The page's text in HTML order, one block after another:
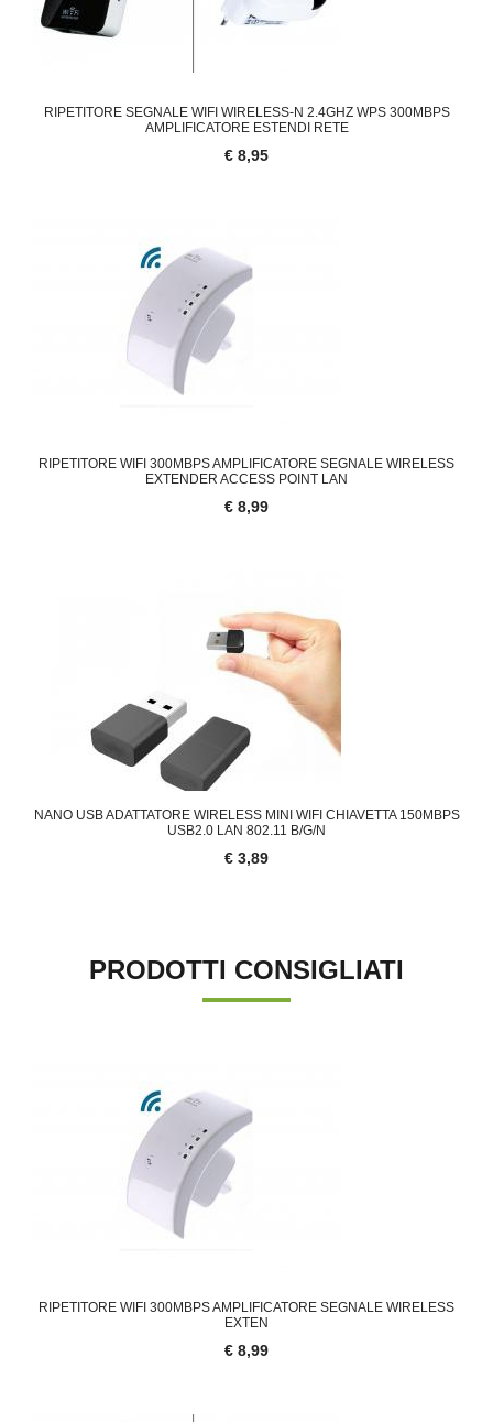
RIPETITORE SEGNALE WIFI WIRELESS-N 2.4GHZ WPS 300MBPS
AMPLIFICATORE ESTENDI RETE
€ 8,95
RIPETITORE WIFI 300MBPS AMPLIFICATORE SEGNALE WIRELESS
EXTENDER ACCESS POINT LAN
€ 8,99
NANO USB ADATTATORE WIRELESS MINI WIFI CHIAVETTA 150MBPS
USB2.0 LAN 802.11 B/G/N
€ 3,89
PRODOTTI CONSIGLIATI
RIPETITORE WIFI 300MBPS AMPLIFICATORE SEGNALE WIRELESS
EXTEN
€ 8,99